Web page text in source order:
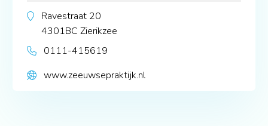
Ravestraat 20
4301BC Zierikzee
0111-415619
www.zeeuwsepraktijk.nl